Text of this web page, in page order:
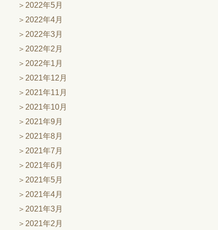
2022年5月
2022年4月
2022年3月
2022年2月
2022年1月
2021年12月
2021年11月
2021年10月
2021年9月
2021年8月
2021年7月
2021年6月
2021年5月
2021年4月
2021年3月
2021年2月